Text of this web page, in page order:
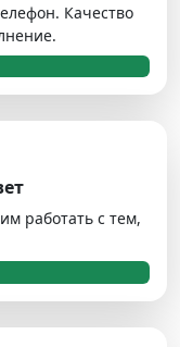
Качество
работать с тем,